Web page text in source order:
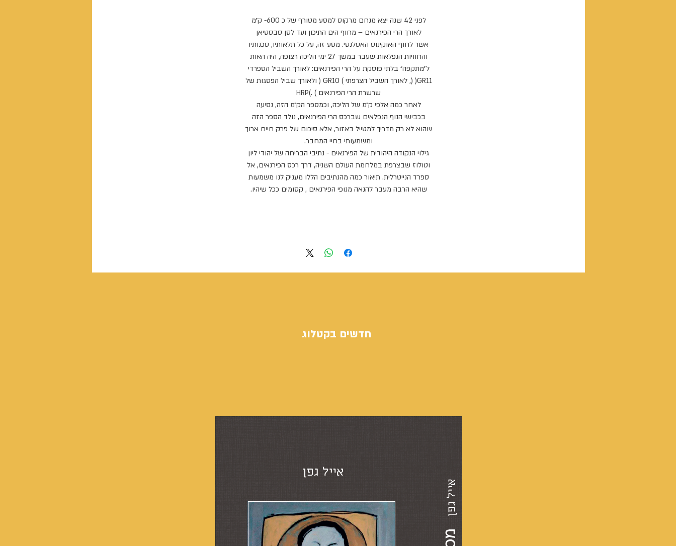
לפני 42 שנה יצא מנחם מרקוס למסע מטורף של כ 600- ק״מ
לאורך הרי הפירנאים – מחוף הים התיכון ועד לסן סבסטיאן
אשר לחוף האוקינוס האטלנטי. מסע זה, על כל תלאותיו, סכנותיו
והחוויות הנפלאות שעבר במשך 27 ימי הליכה רצופה, היה האות
ל״מתקפה״ בלתי פוסקת על הרי הפירנאים: לאורך השביל הספרדי
GR11( (, לאורך השביל הצרפתי ) GR10 ( ולאורך שביל הפסגות של
שרשרת הרי הפירנאים ) .)HRP
לאחר כמה אלפי ק״מ של הליכה, וכמספר הק״מ הזה, נסיעה
בכבישי הנוף הנפלאים שברכס הרי הפירנאים, נולד הספר הזה
שהוא לא רק מדריך למטייל באזור, אלא סיכום של פרק חיים ארוך
ומשמעותי בחיי המחבר.
גילוי הנקודה היהודית של הפירנאים - נתיבי הבריחה של יהודי ליון
וטולוז שבצרפת במלחמת העולם השניה, דרך רכס הפירנאים, אל
ספרד הנייטרלית. תיאור כמה מהנתיבים הללו מעניק לנו משמעות
שהיא הרבה מעבר להנאה מנופי הפירנאים , קסומים ככל שיהיו.
חדשים בקטלוג